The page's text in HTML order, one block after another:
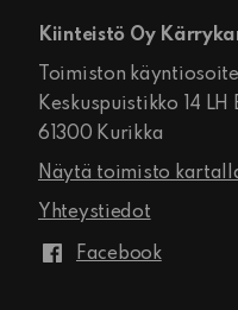
Kiinteistö Oy
Toimiston
Keskuspuistikko 14 LH
61300 Kurikka
Näytä toimisto
Yhteystiedot
Facebook